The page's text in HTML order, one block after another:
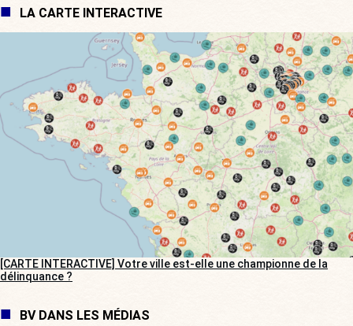
LA CARTE INTERACTIVE
[CARTE INTERACTIVE] Votre ville est-elle une championne de la
délinquance ?
BV DANS LES MÉDIAS